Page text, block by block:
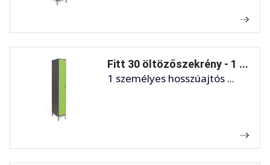
Fitt 30 öltözőszekrény - 1 ...
1 személyes hosszúajtós ...